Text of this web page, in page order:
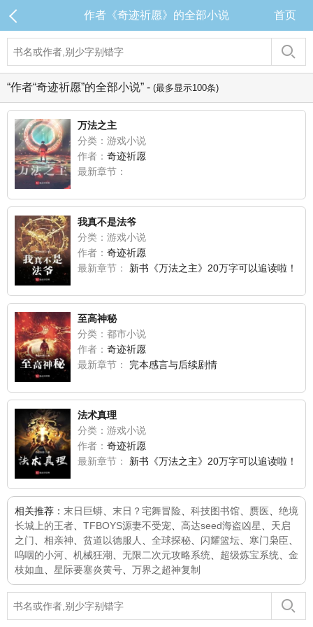
作者《奇迹祈愿》的全部小说 首页
“作者“奇迹祈愿”的全部小说” - (最多显示100条)
万法之主
分类：游戏小说
作者： 奇迹祈愿
最新章节：
我真不是法爷
分类：游戏小说
作者： 奇迹祈愿
最新章节：
新书《万法之主》20万字可以追读啦！
至高神秘
分类：都市小说
作者： 奇迹祈愿
最新章节：
完本感言与后续剧情
法术真理
分类：游戏小说
作者： 奇迹祈愿
最新章节：
新书《万法之主》20万字可以追读啦！
相关推荐： 末日巨蟒 末日？宅舞冒险 科技图书馆 赝医
绝境
长城上的王者
TFBOYS源妻不受宠 高达seed海盗凶星
天启
之门
相亲神 贫道以德服人 全球探秘 闪耀篮坛 寒门枭臣
呜咽的小河
机械狂潮 无限二次元攻略系统 超级炼宝系统
金
枝如血
星际要塞炎黄号 万界之超神复制